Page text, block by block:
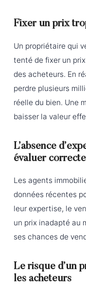
Fixer un prix
Un propriétaire qui
tenté de fixer un
des acheteurs. En
perdre plusieurs
réelle du bien. Une
baisser la valeur
L’absence
évaluer
Les agents
données récentes
leur expertise, le
un prix inadapté au
ses chances de
Le risque d’un
les acheteurs